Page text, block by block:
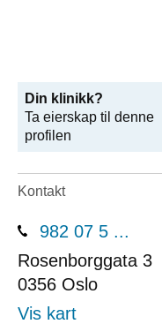
Din klinikk?
Ta eierskap til denne
profilen
Kontakt
982 07 5 ...
Rosenborggata 3
0356 Oslo
Vis kart